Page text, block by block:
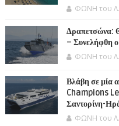
ΦΩΝΗ του
Δραπετσώνα:
– Συνελήφθη ο
ΦΩΝΗ του
Βλάβη σε μία
Champions
Σαντορίνη-
ΦΩΝΗ του